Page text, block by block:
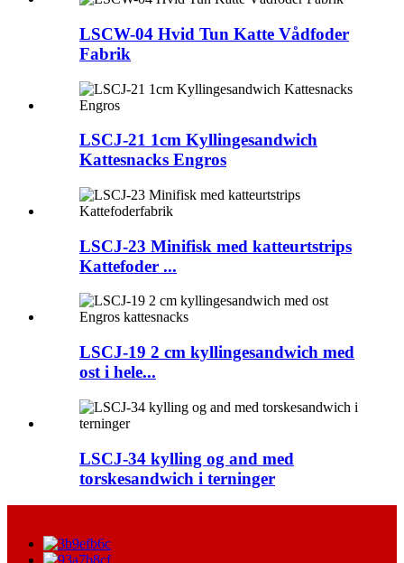
LSCW-04 Hvid Tun Katte Vådfoder
Fabrik
LSCJ-21 1cm Kyllingesandwich
Kattesnacks Engros
LSCJ-23 Minifisk med katteurtstrips
Kattefoder ...
LSCJ-19 2 cm kyllingesandwich med
ost i hele...
LSCJ-34 kylling og and med
torskesandwich i terninger